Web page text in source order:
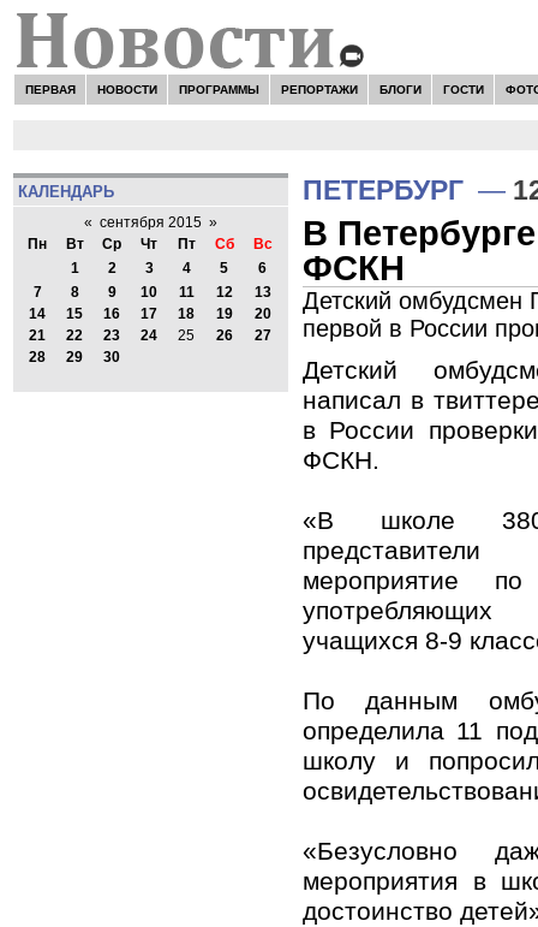
ПЕРВАЯ НОВОСТИ ПРОГРАММЫ РЕПОРТАЖИ БЛОГИ ГОСТИ
КАЛЕНДАРЬ
« сентября 2015 »
Пн
Вт Ср Чт Пт Сб
Вс
1
2 3 4 5
6
7
8 9 10 11 12
13
14
15 16 17 18 19
20
21
22 23 24 25 26
27
28
29 30
ПЕТЕРБУРГ —
В
ФСКН
Детский омбудсмен
первой в России
Детский
написал в
в России
ФСКН.
«В школе 380
мероприятие
учащихся 8-9
По данным
определила 11
школу и
«Безусловно
мероприятия в
достоинство